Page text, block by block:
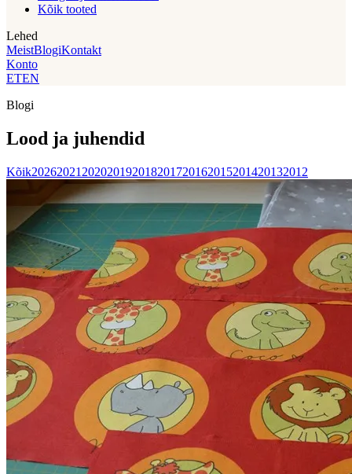
Kõik tooted
Lehed
MeistBlogiKontakt
Konto
ETEN
Blogi
Lood ja juhendid
Kõik20262021 202020192018201720162015201420132012